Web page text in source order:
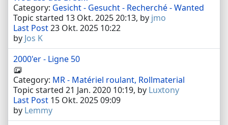
Category: Gesicht - Gesucht - Recherché - Wanted
Topic started 13 Okt. 2025 20:13, by jmo
Last Post23 Okt. 2025 10:22
by Jos K
2000'er - Ligne 50
Category: MR - Matériel roulant, Rollmaterial
Topic started 21 Jan. 2020 10:19, by Luxtony
Last Post 15 Okt. 2025 09:09
by Lemmy